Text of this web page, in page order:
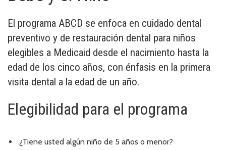
El programa ABCD se enfoca en cuidado dental
preventivo y de restauración dental para niños
elegibles a Medicaid desde el nacimiento hasta la
edad de los cinco años, con énfasis en la primera
visita dental a la edad de un año.
Elegibilidad para el programa
¿Tiene usted algún niño de 5 años o menor?